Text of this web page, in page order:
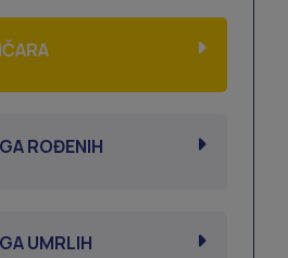
ROĐENIH
UMRLIH